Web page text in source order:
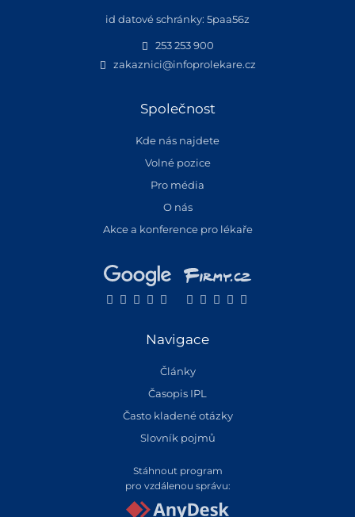
id datové schránky: 5paa56z
253 253 900
zakaznici@infoprolekare.cz
Společnost
Kde nás najdete
Volné pozice
Pro média
O nás
Akce a konference pro lékaře
Navigace
Články
Časopis IPL
Často kladené otázky
Slovník pojmů
Stáhnout program
pro vzdálenou správu: